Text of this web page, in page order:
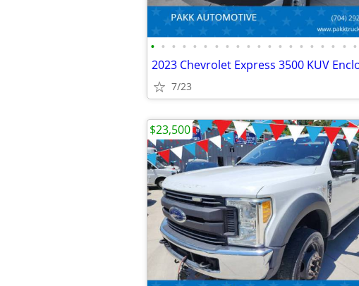
• • • • • • • • • • • • • • • • • • • •
7/23
$23,500